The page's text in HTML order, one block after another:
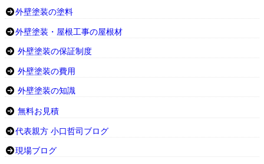
外壁塗装の塗料
外壁塗装・屋根工事の屋根材
外壁塗装の保証制度
外壁塗装の費用
外壁塗装の知識
無料お見積
代表親方 小口哲司ブログ
現場ブログ